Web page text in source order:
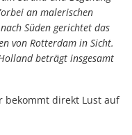
an malerischen
Süden gerichtet das
von Rotterdam in Sicht.
beträgt insgesamt
bekommt direkt Lust auf